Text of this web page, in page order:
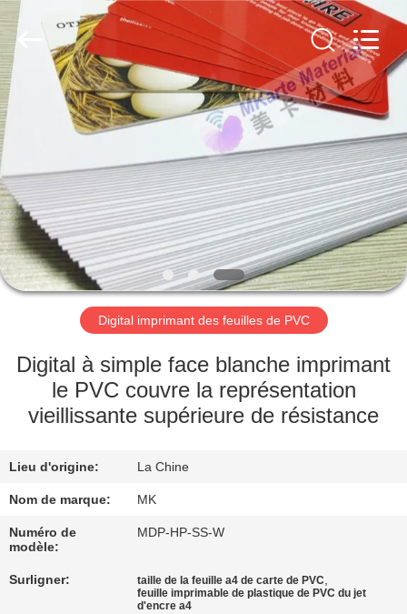
À
LA
MAISON
PRODUITS
VIDÉOS
PROPOS
NOUS
VISITE
DE
L'USINE
CONTRÔLE
MKarte
Material
Technology
(Tianjin)
Limited.
All
Rights
Reserved.
Digital imprimant des feuilles de PVC
Digital à simple face blanche imprimant
le PVC couvre la représentation
vieillissante supérieure de résistance
Lieu d'origine: La Chine
Nom de marque: MK
Numéro de
modèle:
MDP-HP-SS-W
Surligner: taille de la feuille a4 de carte de PVC,
feuille imprimable de plastique de PVC du jet
d'encre a4